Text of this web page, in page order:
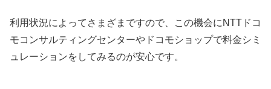
利用状況によってさまざまですので、この機会にNTTドコ
モコンサルティングセンターやドコモショップで料金シミ
ュレーションをしてみるのが安心です。